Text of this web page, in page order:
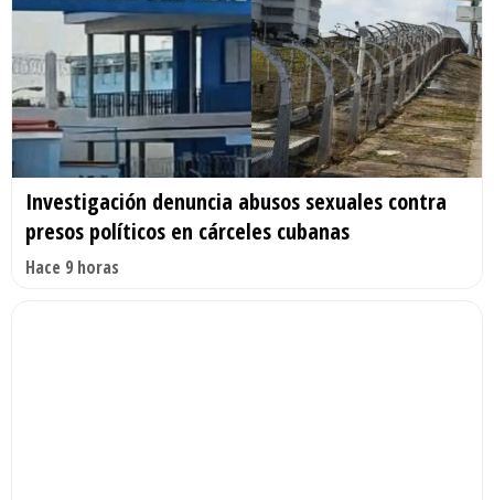
Investigación denuncia abusos sexuales contra
presos políticos en cárceles cubanas
Hace 9 horas